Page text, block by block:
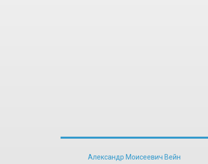
Александр Моисеевич Вейн